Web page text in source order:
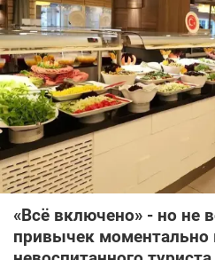
«Всё включено» - но не
привычек